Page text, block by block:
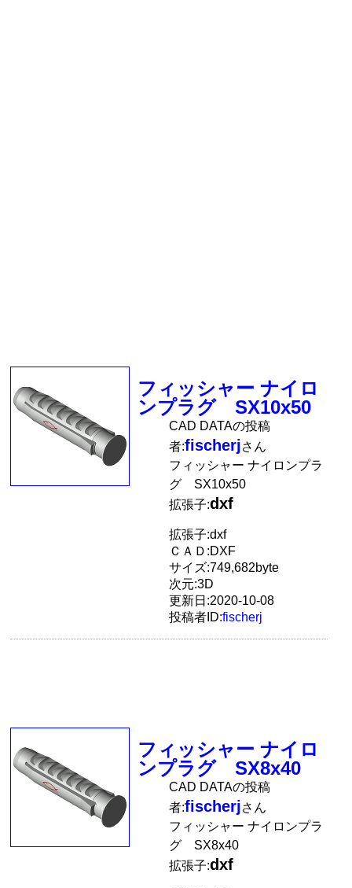
フィッシャー ナイロ
ンプラグ SX10x50
CAD DATAの投稿
者:fischerjさん
フィッシャー ナイロンプラ
グ SX10x50
拡張子:dxf
拡張子:dxf
ＣＡＤ:DXF
サイズ:749,682byte
次元:3D
更新日:2020-10-08
投稿者ID:fischerj
フィッシャー ナイロ
ンプラグ SX8x40
CAD DATAの投稿
者:fischerjさん
フィッシャー ナイロンプラ
グ SX8x40
拡張子:dxf